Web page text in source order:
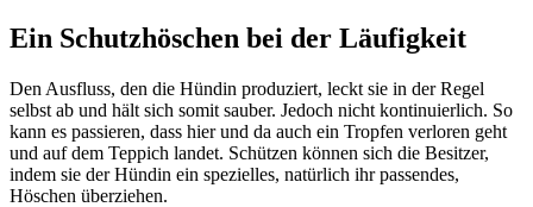
Ein Schutzhöschen bei der Läufigkeit
Den Ausfluss, den die Hündin produziert, leckt sie in der Regel
selbst ab und hält sich somit sauber. Jedoch nicht kontinuierlich. So
kann es passieren, dass hier und da auch ein Tropfen verloren geht
und auf dem Teppich landet. Schützen können sich die Besitzer,
indem sie der Hündin ein spezielles, natürlich ihr passendes,
Höschen überziehen.